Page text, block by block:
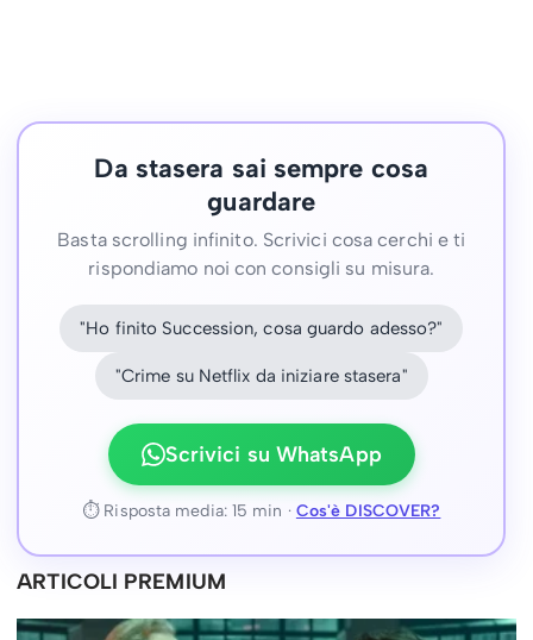
Da stasera sai sempre cosa
guardare
Basta scrolling infinito. Scrivici cosa cerchi e ti
rispondiamo noi con consigli su misura.
"Ho finito Succession, cosa guardo adesso?"
"Crime su Netflix da iniziare stasera"
Scrivici su WhatsApp
⏱ Risposta media: 15 min · Cos'è DISCOVER?
ARTICOLI PREMIUM